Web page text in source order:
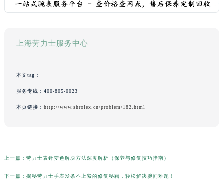
上海劳力士服务中心
本文tag：
服务专线： 400-805-0023
本页链接： http://www.shrolex.cn/problem/182.html
上一篇： 劳力士表针变色解决方法深度解析（保养与修复技巧指南）
下一篇： 揭秘劳力士手表发条不上紧的修复秘籍，轻松解决腕间难题！